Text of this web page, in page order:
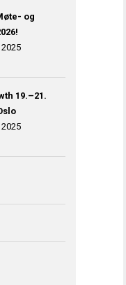
og
19.–21.